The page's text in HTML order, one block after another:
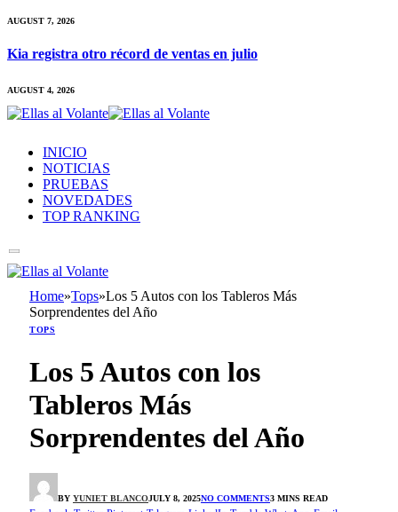
AUGUST 7, 2026
Kia registra otro récord de ventas en julio
AUGUST 4, 2026
INICIO
NOTICIAS
PRUEBAS
NOVEDADES
TOP RANKING
Home»Tops»Los 5 Autos con los Tableros Más
Sorprendentes del Año
TOPS
Los 5 Autos con los
Tableros Más
Sorprendentes del Año
BY YUNIET BLANCOJULY 8, 2025NO COMMENTS3 MINS READ